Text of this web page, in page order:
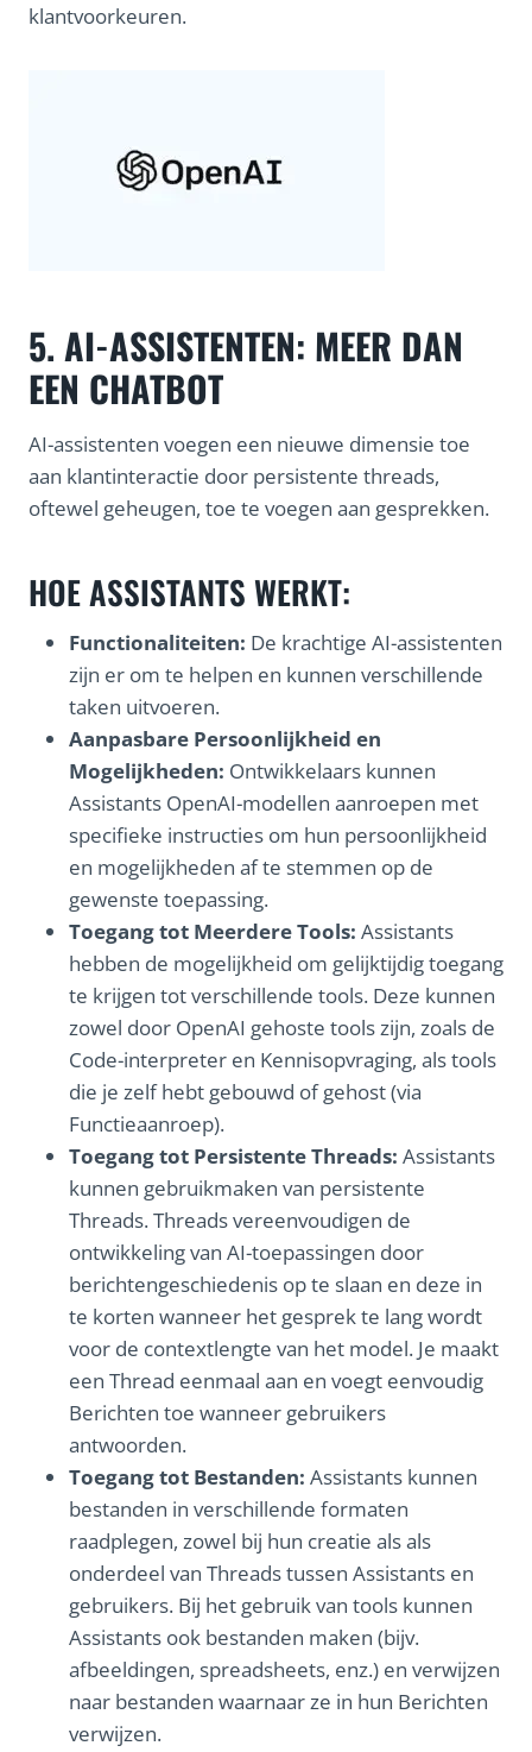
klantvoorkeuren.
5. AI-ASSISTENTEN: MEER DAN
EEN CHATBOT
AI-assistenten voegen een nieuwe dimensie toe
aan klantinteractie door persistente threads,
oftewel geheugen, toe te voegen aan gesprekken.
HOE ASSISTANTS WERKT:
Functionaliteiten: De krachtige AI-assistenten
zijn er om te helpen en kunnen verschillende
taken uitvoeren.
Aanpasbare Persoonlijkheid en
Mogelijkheden: Ontwikkelaars kunnen
Assistants OpenAI-modellen aanroepen met
specifieke instructies om hun persoonlijkheid
en mogelijkheden af te stemmen op de
gewenste toepassing.
Toegang tot Meerdere Tools: Assistants
hebben de mogelijkheid om gelijktijdig toegang
te krijgen tot verschillende tools. Deze kunnen
zowel door OpenAI gehoste tools zijn, zoals de
Code-interpreter en Kennisopvraging, als tools
die je zelf hebt gebouwd of gehost (via
Functieaanroep).
Toegang tot Persistente Threads: Assistants
kunnen gebruikmaken van persistente
Threads. Threads vereenvoudigen de
ontwikkeling van AI-toepassingen door
berichtengeschiedenis op te slaan en deze in
te korten wanneer het gesprek te lang wordt
voor de contextlengte van het model. Je maakt
een Thread eenmaal aan en voegt eenvoudig
Berichten toe wanneer gebruikers
antwoorden.
Toegang tot Bestanden: Assistants kunnen
bestanden in verschillende formaten
raadplegen, zowel bij hun creatie als als
onderdeel van Threads tussen Assistants en
gebruikers. Bij het gebruik van tools kunnen
Assistants ook bestanden maken (bijv.
afbeeldingen, spreadsheets, enz.) en verwijzen
naar bestanden waarnaar ze in hun Berichten
verwijzen.